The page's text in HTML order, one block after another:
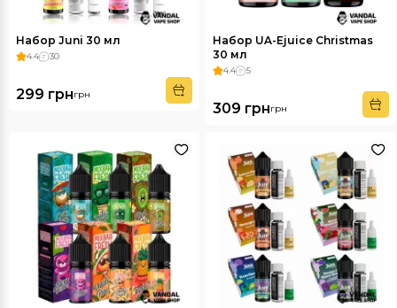
Набор Juni 30 мл
4.4 30
299 грнгрн
Набор UA-Ejuice Christmas
30 мл
4.4 5
309 грнгрн